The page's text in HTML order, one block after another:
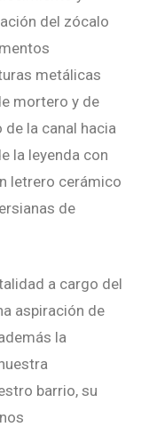
del zócalo
metálicas
mortero y de
la canal hacia
la leyenda con
letrero cerámico
de
a cargo del
aspiración de
la
barrio, su